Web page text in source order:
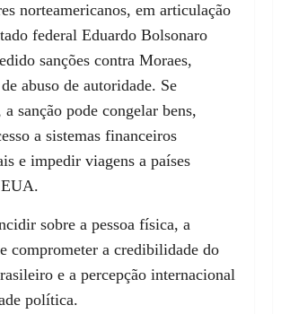
norteamericanos, em articulação
federal Eduardo Bolsonaro
sanções contra Moraes,
abuso de autoridade. Se
sanção pode congelar bens,
a sistemas financeiros
e impedir viagens a países
sobre a pessoa física, a
comprometer a credibilidade do
e a percepção internacional
política.